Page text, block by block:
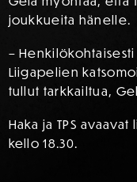
joukkueita hänelle.
–
Liigapelien
tullut tarkkailtua,
Haka ja TPS
kello 18.30.